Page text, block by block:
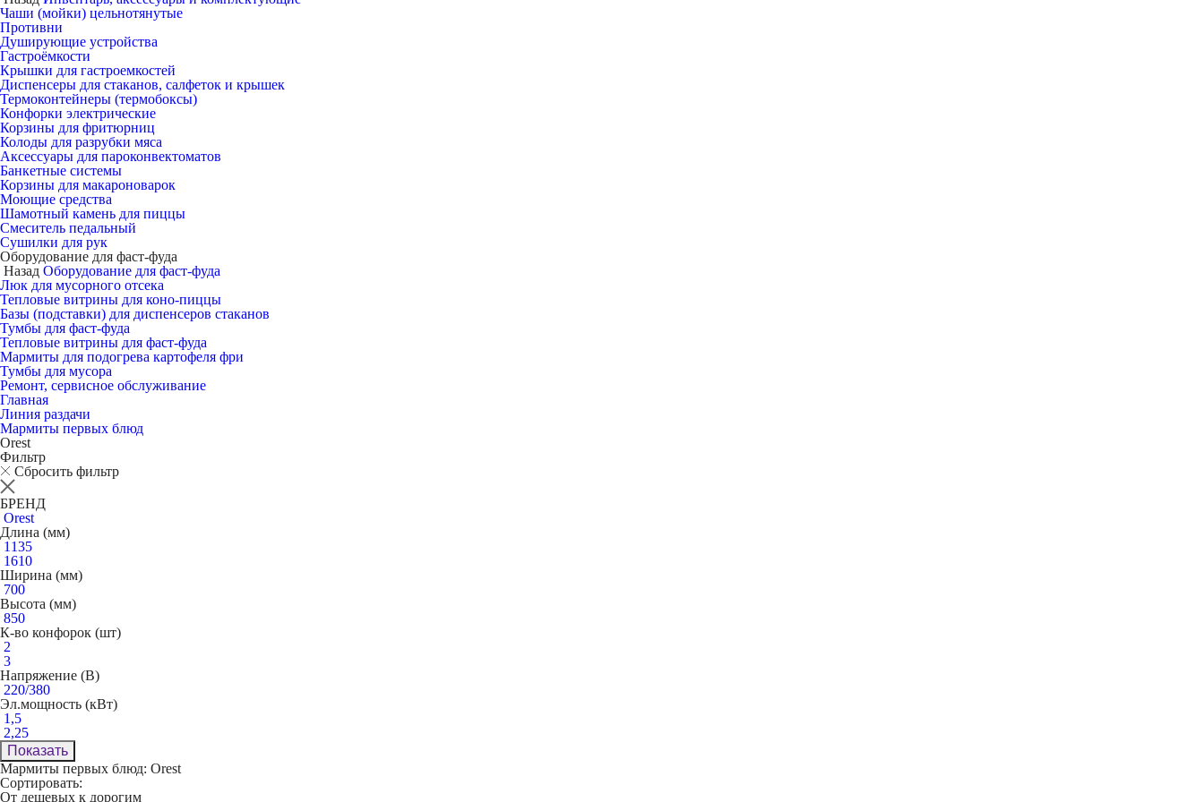
Чаши (мойки) цельнотянутые
Противни
Душирующие устройства
Гастроёмкости
Крышки для гастроемкостей
Диспенсеры для стаканов, салфеток и крышек
Термоконтейнеры (термобоксы)
Конфорки электрические
Корзины для фритюрниц
Колоды для разрубки мяса
Аксессуары для пароконвектоматов
Банкетные системы
Корзины для макароноварок
Моющие средства
Шамотный камень для пиццы
Смеситель педальный
Сушилки для рук
Оборудование для фаст-фуда
Назад Оборудование для фаст-фуда
Люк для мусорного отсека
Тепловые витрины для коно-пиццы
Базы (подставки) для диспенсеров стаканов
Тумбы для фаст-фуда
Тепловые витрины для фаст-фуда
Мармиты для подогрева картофеля фри
Тумбы для мусора
Ремонт, сервисное обслуживание
Главная
Линия раздачи
Мармиты первых блюд
Orest
Фильтр
Сбросить фильтр
БРЕНД
Orest
Длина (мм)
1135
1610
Ширина (мм)
700
Высота (мм)
850
К-во конфорок (шт)
2
3
Напряжение (В)
220/380
Эл.мощность (кВт)
1,5
2,25
Показать
Мармиты первых блюд: Orest
Сортировать:
От дешевых к дорогим